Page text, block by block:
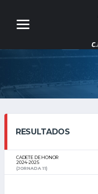
RESULTADOS
CADETE DE HONOR
2024-2025
(JORNADA 11)